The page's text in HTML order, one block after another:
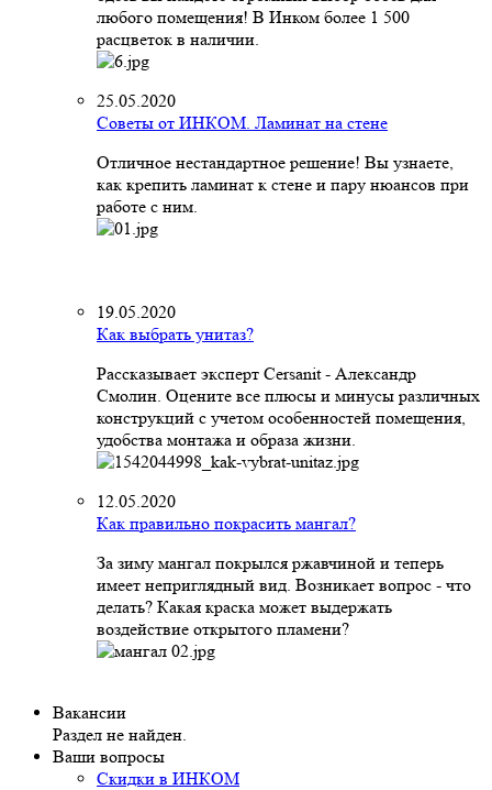
любого помещения! В Инком более 1 500
расцветок в наличии.
25.05.2020
Советы от ИНКОМ. Ламинат на стене
Отличное нестандартное решение! Вы узнаете,
как крепить ламинат к стене и пару нюансов при
работе с ним.
19.05.2020
Как выбрать унитаз?
Рассказывает эксперт Cersanit - Александр
Смолин. Оцените все плюсы и минусы различных
конструкций с учетом особенностей помещения,
удобства монтажа и образа жизни.
12.05.2020
Как правильно покрасить мангал?
За зиму мангал покрылся ржавчиной и теперь
имеет неприглядный вид. Возникает вопрос - что
делать? Какая краска может выдержать
воздействие открытого пламени?
Вакансии
Раздел не найден.
Ваши вопросы
Скидки в ИНКОМ